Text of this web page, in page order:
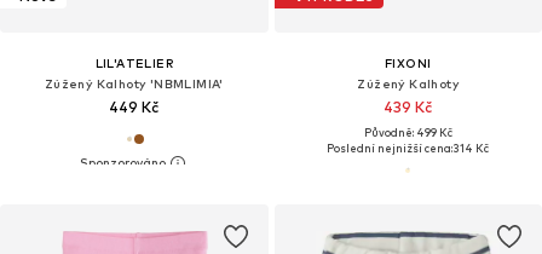
LIL'ATELIER
Zúžený Kalhoty 'NBMLIMIA'
449 Kč
FIXONI
Zúžený Kalhoty
439 Kč
Původně: 499 Kč
Poslední nejnižší cena:314 Kč